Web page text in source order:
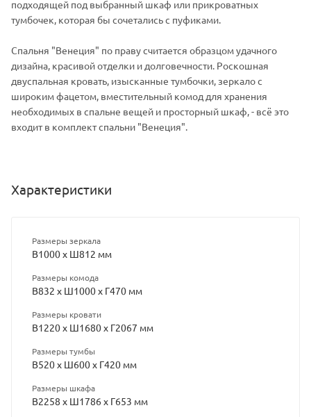
подходящей под выбранный шкаф или прикроватных
тумбочек, которая бы сочетались с пуфиками.
Спальня "Венеция" по праву считается образцом удачного
дизайна, красивой отделки и долговечности. Роскошная
двуспальная кровать, изысканные тумбочки, зеркало с
широким фацетом, вместительный комод для хранения
необходимых в спальне вещей и просторный шкаф, - всё это
входит в комплект спальни "Венеция".
Характеристики
Размеры зеркала
В1000 х Ш812 мм
Размеры комода
В832 х Ш1000 х Г470 мм
Размеры кровати
В1220 х Ш1680 х Г2067 мм
Размеры тумбы
В520 х Ш600 х Г420 мм
Размеры шкафа
В2258 х Ш1786 х Г653 мм